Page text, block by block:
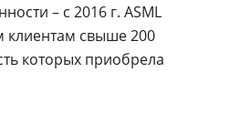
– с 2016 г. ASML
клиентам свыше 200
которых приобрела